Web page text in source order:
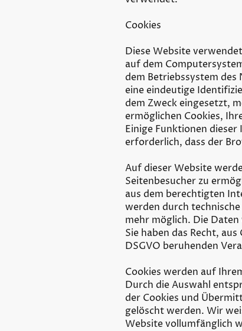
Cookies
Diese Website
auf dem
dem Betriebssystem
eine eindeutige
dem Zweck eingesetzt,
ermöglichen Cookies,
Einige Funktionen
erforderlich, dass der
Auf dieser Website
Seitenbesucher zu
aus dem berechtigten
werden durch
mehr möglich. Die
Sie haben das Recht,
DSGVO beruhenden
Cookies werden auf
Durch die Auswahl
der Cookies und
gelöscht werden. Wir
Website vollumfänglich